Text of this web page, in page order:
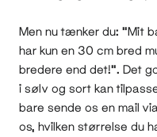
Men nu tænker du: "Mit
har kun en 30 cm bred
bredere end det!". Det
i sølv og sort kan
bare sende os en mail via
os, hvilken størrelse du